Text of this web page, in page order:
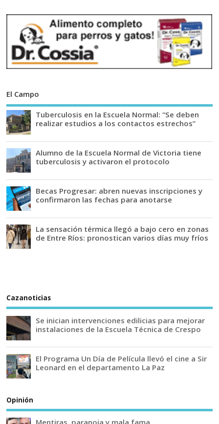
El Campo
Tuberculosis en la Escuela Normal: “Se deben
realizar estudios a los contactos estrechos”
Alumno de la Escuela Normal de Victoria tiene
tuberculosis y activaron el protocolo
Becas Progresar: abren nuevas inscripciones y
confirmaron las fechas para anotarse
La sensación térmica llegó a bajo cero en zonas
de Entre Ríos: pronostican varios días muy fríos
Cazanoticias
Se inician intervenciones edilicias para mejorar
instalaciones de la Escuela Técnica de Crespo
El Programa Un Día de Película llevó el cine a Sir
Leonard en el departamento La Paz
Opinión